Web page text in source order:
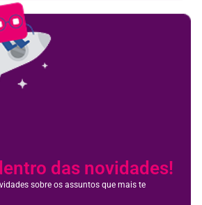
das novidades!
sobre os assuntos que mais te